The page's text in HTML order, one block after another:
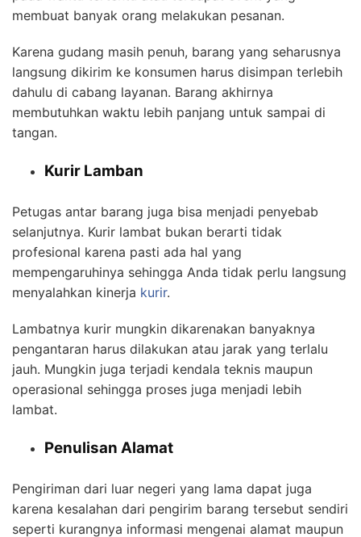
membuat banyak orang melakukan pesanan.
Karena gudang masih penuh, barang yang seharusnya
langsung dikirim ke konsumen harus disimpan terlebih
dahulu di cabang layanan. Barang akhirnya
membutuhkan waktu lebih panjang untuk sampai di
tangan.
Kurir Lamban
Petugas antar barang juga bisa menjadi penyebab
selanjutnya. Kurir lambat bukan berarti tidak
profesional karena pasti ada hal yang
mempengaruhinya sehingga Anda tidak perlu langsung
menyalahkan kinerja kurir.
Lambatnya kurir mungkin dikarenakan banyaknya
pengantaran harus dilakukan atau jarak yang terlalu
jauh. Mungkin juga terjadi kendala teknis maupun
operasional sehingga proses juga menjadi lebih
lambat.
Penulisan Alamat
Pengiriman dari luar negeri yang lama dapat juga
karena kesalahan dari pengirim barang tersebut sendiri
seperti kurangnya informasi mengenai alamat maupun